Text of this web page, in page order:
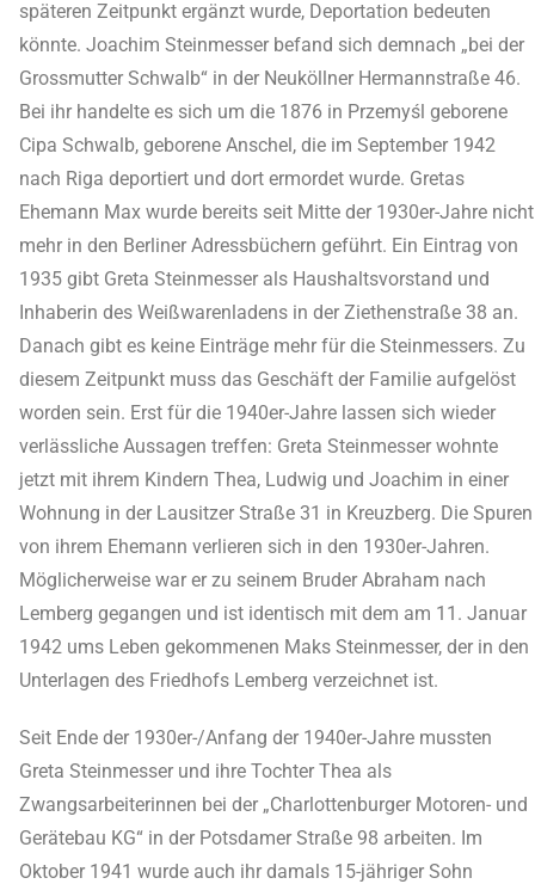
späteren Zeitpunkt ergänzt wurde, Deportation bedeuten
könnte. Joachim Steinmesser befand sich demnach „bei der
Grossmutter Schwalb“ in der Neuköllner Hermannstraße 46.
Bei ihr handelte es sich um die 1876 in Przemyśl geborene
Cipa Schwalb, geborene Anschel, die im September 1942
nach Riga deportiert und dort ermordet wurde. Gretas
Ehemann Max wurde bereits seit Mitte der 1930er-Jahre nicht
mehr in den Berliner Adressbüchern geführt. Ein Eintrag von
1935 gibt Greta Steinmesser als Haushaltsvorstand und
Inhaberin des Weißwarenladens in der Ziethenstraße 38 an.
Danach gibt es keine Einträge mehr für die Steinmessers. Zu
diesem Zeitpunkt muss das Geschäft der Familie aufgelöst
worden sein. Erst für die 1940er-Jahre lassen sich wieder
verlässliche Aussagen treffen: Greta Steinmesser wohnte
jetzt mit ihrem Kindern Thea, Ludwig und Joachim in einer
Wohnung in der Lausitzer Straße 31 in Kreuzberg. Die Spuren
von ihrem Ehemann verlieren sich in den 1930er-Jahren.
Möglicherweise war er zu seinem Bruder Abraham nach
Lemberg gegangen und ist identisch mit dem am 11. Januar
1942 ums Leben gekommenen Maks Steinmesser, der in den
Unterlagen des Friedhofs Lemberg verzeichnet ist.
Seit Ende der 1930er-/Anfang der 1940er-Jahre mussten
Greta Steinmesser und ihre Tochter Thea als
Zwangsarbeiterinnen bei der „Charlottenburger Motoren- und
Gerätebau KG“ in der Potsdamer Straße 98 arbeiten. Im
Oktober 1941 wurde auch ihr damals 15-jähriger Sohn